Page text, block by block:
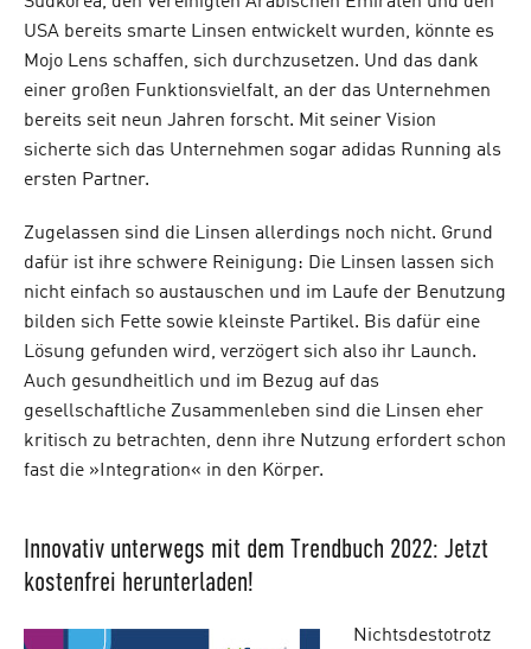
USA bereits smarte Linsen entwickelt wurden, könnte es
Mojo Lens schaffen, sich durchzusetzen. Und das dank
einer großen Funktionsvielfalt, an der das Unternehmen
bereits seit neun Jahren forscht. Mit seiner Vision
sicherte sich das Unternehmen sogar adidas Running als
ersten Partner.
Zugelassen sind die Linsen allerdings noch nicht. Grund
dafür ist ihre schwere Reinigung: Die Linsen lassen sich
nicht einfach so austauschen und im Laufe der Benutzung
bilden sich Fette sowie kleinste Partikel. Bis dafür eine
Lösung gefunden wird, verzögert sich also ihr Launch.
Auch gesundheitlich und im Bezug auf das
gesellschaftliche Zusammenleben sind die Linsen eher
kritisch zu betrachten, denn ihre Nutzung erfordert schon
fast die »Integration« in den Körper.
Innovativ unterwegs mit dem Trendbuch 2022: Jetzt
kostenfrei herunterladen!
Nichtsdestotrotz